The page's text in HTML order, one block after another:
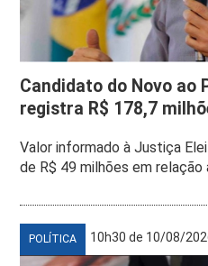
Candidato do Novo ao
registra R$ 178,7
Valor informado à Justiça
de R$ 49 milhões em relação
POLÍTICA 10h30 de 10/08/